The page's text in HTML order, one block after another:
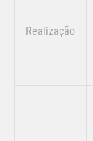
Realização